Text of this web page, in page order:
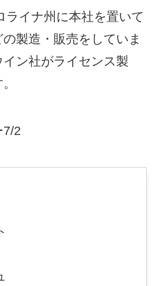
ライナ州に本社を置いて
製造・販売をしていま
ン社がライセンス製
2